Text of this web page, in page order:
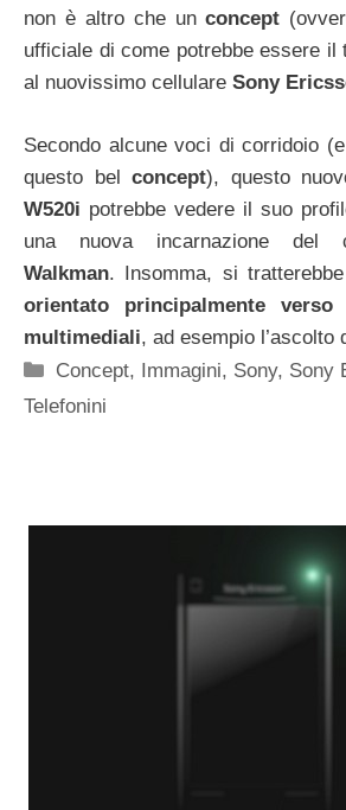
non è altro che unconcept
ufficiale di come potrebbe essere il
al nuovissimo cellulare Sony
Secondo alcune voci di corridoio
questo bel concept), questo
W520i potrebbe vedere il suo
una nuova incarnazione del
Walkman. Insomma, si
orientato principalmente
multimediali, ad esempio l’ascolto
Categorie
Concept, Immagini, Sony, Sony
Telefonini